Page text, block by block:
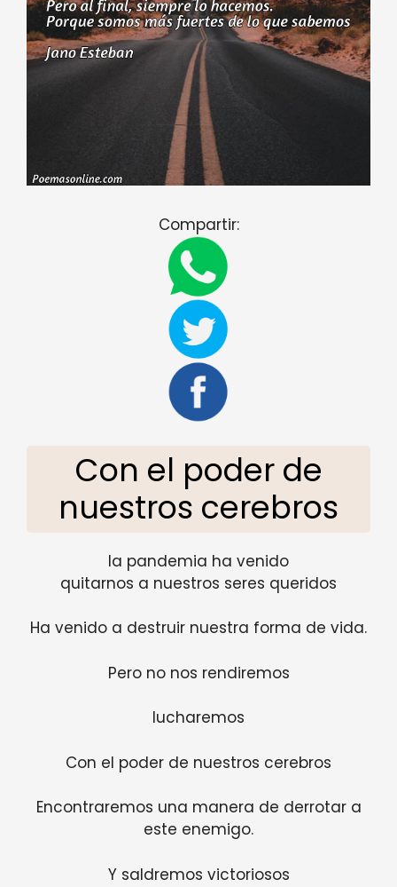
Compartir:
Con el poder de
nuestros cerebros
la pandemia ha venido
quitarnos a nuestros seres queridos
Ha venido a destruir nuestra forma de vida.
Pero no nos rendiremos
lucharemos
Con el poder de nuestros cerebros
Encontraremos una manera de derrotar a
este enemigo.
Y saldremos victoriosos